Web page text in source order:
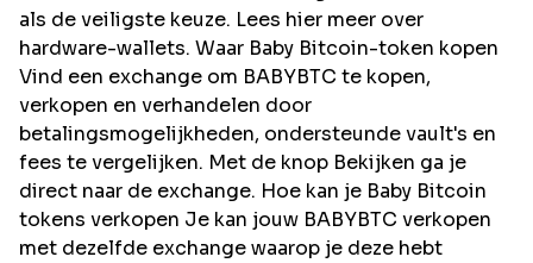
als de veiligste keuze. Lees hier meer over
hardware-wallets. Waar Baby Bitcoin-token kopen
Vind een exchange om BABYBTC te kopen,
verkopen en verhandelen door
betalingsmogelijkheden, ondersteunde vault's en
fees te vergelijken. Met de knop Bekijken ga je
direct naar de exchange. Hoe kan je Baby Bitcoin
tokens verkopen Je kan jouw BABYBTC verkopen
met dezelfde exchange waarop je deze hebt